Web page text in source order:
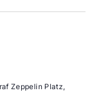
Zeppelin Platz,